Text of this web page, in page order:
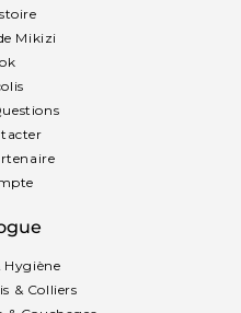
Mikizi
Hygiène
& Colliers